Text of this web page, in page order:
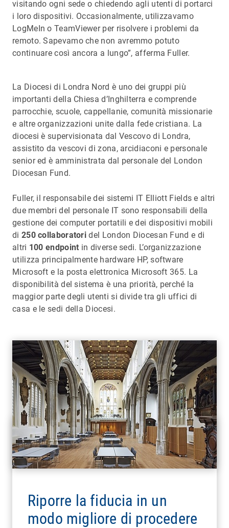
visitando ogni sede o chiedendo agli utenti di portarci
i loro dispositivi. Occasionalmente, utilizzavamo
LogMeIn o TeamViewer per risolvere i problemi da
remoto. Sapevamo che non avremmo potuto
continuare così ancora a lungo”, afferma Fuller.
La Diocesi di Londra Nord è uno dei gruppi più
importanti della Chiesa d’Inghilterra e comprende
parrocchie, scuole, cappellanie, comunità missionarie
e altre organizzazioni unite dalla fede cristiana. La
diocesi è supervisionata dal Vescovo di Londra,
assistito da vescovi di zona, arcidiaconi e personale
senior ed è amministrata dal personale del London
Diocesan Fund.
Fuller, il responsabile dei sistemi IT Elliott Fields e altri
due membri del personale IT sono responsabili della
gestione dei computer portatili e dei dispositivi mobili
di 250 collaboratori del London Diocesan Fund e di
altri 100 endpoint in diverse sedi. L’organizzazione
utilizza principalmente hardware HP, software
Microsoft e la posta elettronica Microsoft 365. La
disponibilità del sistema è una priorità, perché la
maggior parte degli utenti si divide tra gli uffici di
casa e le sedi della Diocesi.
Riporre la fiducia in un
modo migliore di procedere